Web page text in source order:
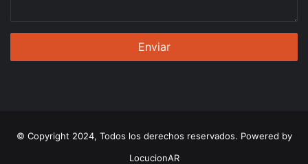
© Copyright 2024, Todos los derechos reservados. Powered by
LocucionAR